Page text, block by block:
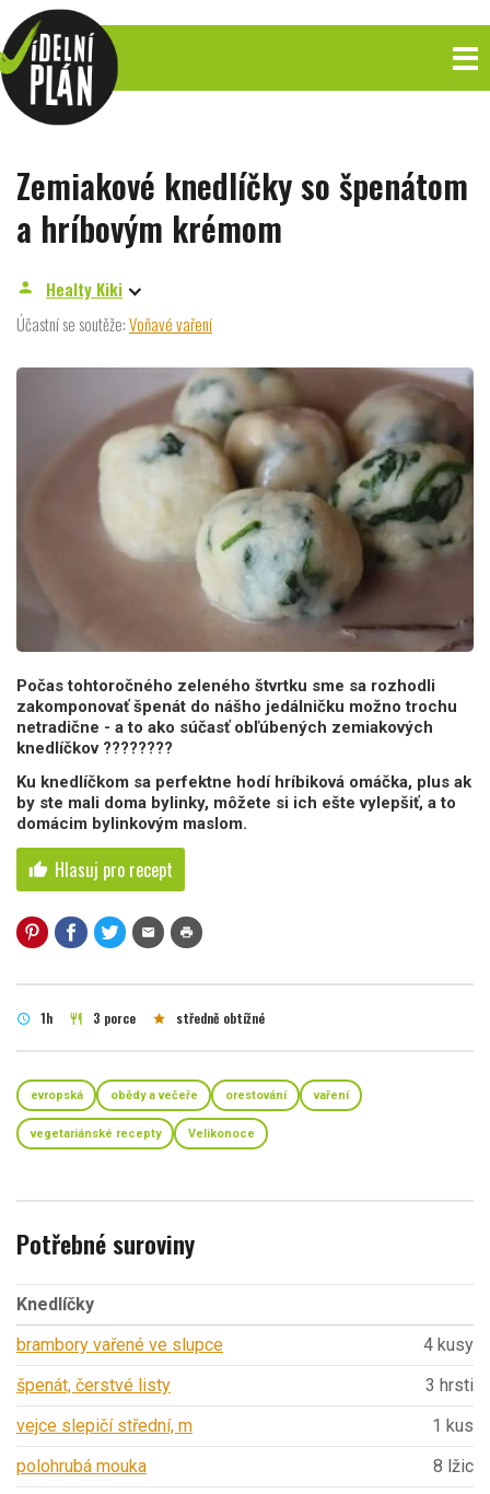
Zemiakové knedlíčky so špenátom
a hríbovým krémom
person
Healty Kiki
Účastní se soutěže:Voňavé vaření
Počas tohtoročného zeleného štvrtku sme sa rozhodli
zakomponovať špenát do nášho jedálničku možno trochu
netradične - a to ako súčasť obľúbených zemiakových
knedlíčkov ????????
Ku knedlíčkom sa perfektne hodí hríbiková omáčka, plus ak
by ste mali doma bylinky, môžete si ich ešte vylepšiť, a to
domácim bylinkovým maslom.
thumb_up Hlasuj pro recept
mail print
schedule 1h restaurant 3 porce star středně obtížné
evropská obědy a večeře orestování vaření
vegetariánské recepty Velikonoce
Potřebné suroviny
Knedlíčky
brambory vařené ve slupce
4 kusy
špenát, čerstvé listy
3 hrsti
vejce slepičí střední, m
1 kus
polohrubá mouka
8 lžic